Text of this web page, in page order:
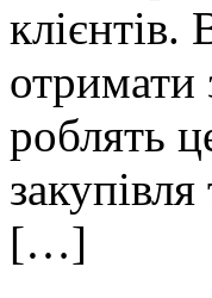
отримати
роблять
[…]